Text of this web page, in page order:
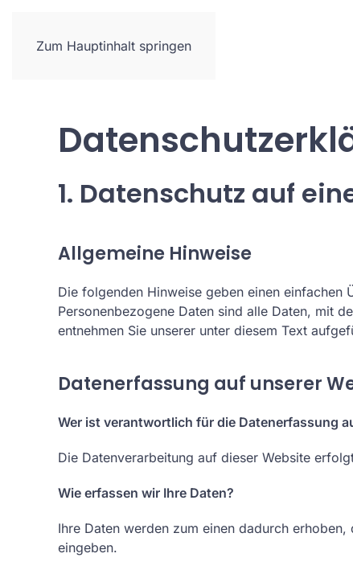
Zum Hauptinhalt springen
1. Datenschutz auf
Allgemeine Hinweise
Die folgenden Hinweise geben einen einfachen
Personenbezogene Daten sind alle Daten, mit
entnehmen Sie unserer unter diesem Text
Datenerfassung auf unserer
Wer ist verantwortlich für die Datenerfassung
Die Datenverarbeitung auf dieser Website
Wie erfassen wir Ihre Daten?
Ihre Daten werden zum einen dadurch
eingeben.